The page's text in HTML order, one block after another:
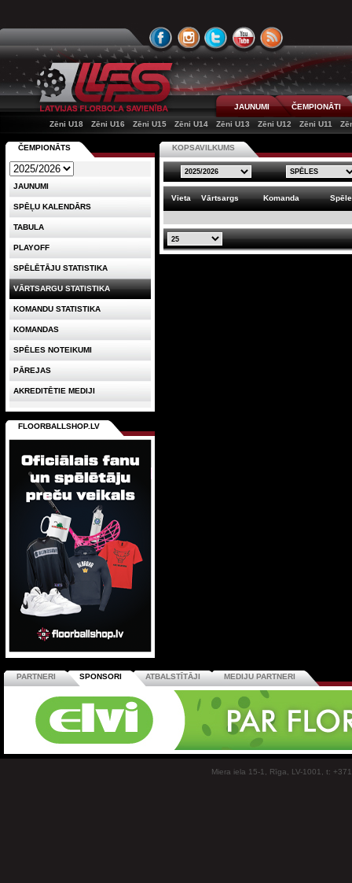
JAUNUMI
ČEMPIONĀTI
Zēni U18
Zēni U16 Zēni U15 Zēni U14 Zēni U13 Zēni U12 Zēni U11
KOPSAVILKUMS
Vieta Vārtsargs Komanda
ČEMPIONĀTS
JAUNUMI
SPĒĻU KALENDĀRS
TABULA
PLAYOFF
SPĒLĒTĀJU STATISTIKA
VĀRTSARGU STATISTIKA
KOMANDU STATISTIKA
KOMANDAS
SPĒLES NOTEIKUMI
PĀREJAS
AKREDITĒTIE MEDIJI
FLOORBALLSHOP.LV
PARTNERI SPONSORI ATBALSTĪTĀJI MEDIJU PARTNERI
Miera iela 15-1, Rīga, LV-1001, t: